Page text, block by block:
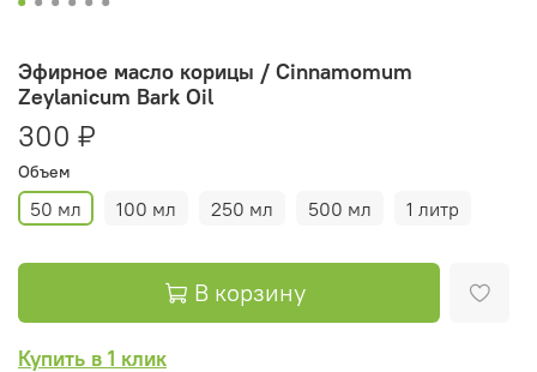
Эфирное масло корицы / Cinnamomum
Zeylanicum Bark Oil
300 ₽
Объем
50 мл 100 мл 250 мл 500 мл 1 литр
В корзину
Купить в 1 клик